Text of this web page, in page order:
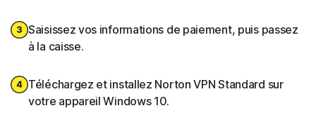
Saisissez vos informations de paiement, puis passez
à la caisse.
Téléchargez et installez Norton VPN Standard sur
votre appareil Windows 10.